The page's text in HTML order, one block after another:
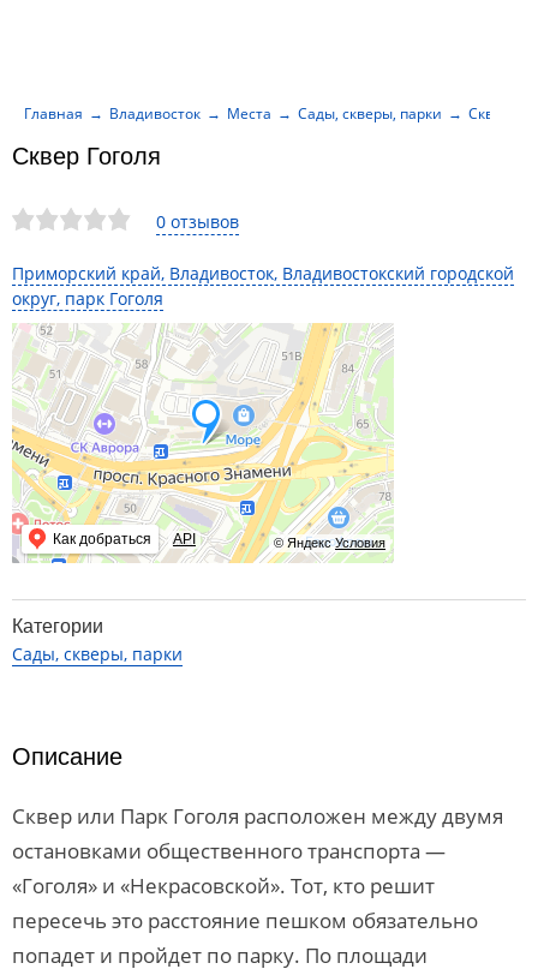
0 отзывов
Приморский край, Владивосток, Владивостокский городской
округ, парк Гоголя
© Яндекс Условия
Как добраться API
Сквер Гоголя
Главная Владивосток Места Сады, скверы, парки Сквер
Категории
Сады, скверы, парки
Описание
Сквер или Парк Гоголя расположен между двумя
остановками общественного транспорта —
«Гоголя» и «Некрасовской». Тот, кто решит
пересечь это расстояние пешком обязательно
попадет и пройдет по парку. По площади